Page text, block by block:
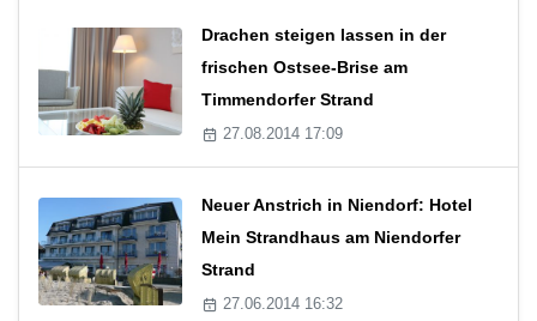
Drachen steigen lassen in der
frischen Ostsee-Brise am
Timmendorfer Strand
27.08.2014 17:09
Neuer Anstrich in Niendorf: Hotel
Mein Strandhaus am Niendorfer
Strand
27.06.2014 16:32